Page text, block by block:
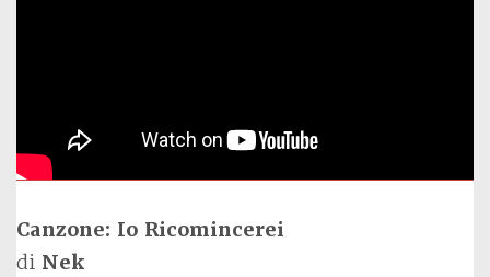
Canzone: Io Ricomincerei
di Nek